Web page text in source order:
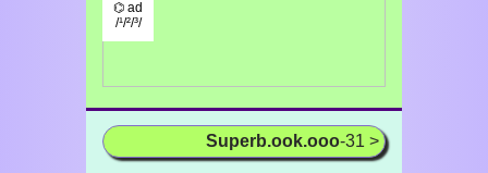
⌬ ad
/¹/²/³/
Superb.ook.ooo-31 >